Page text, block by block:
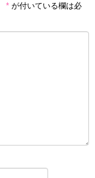
* が付いている欄は必